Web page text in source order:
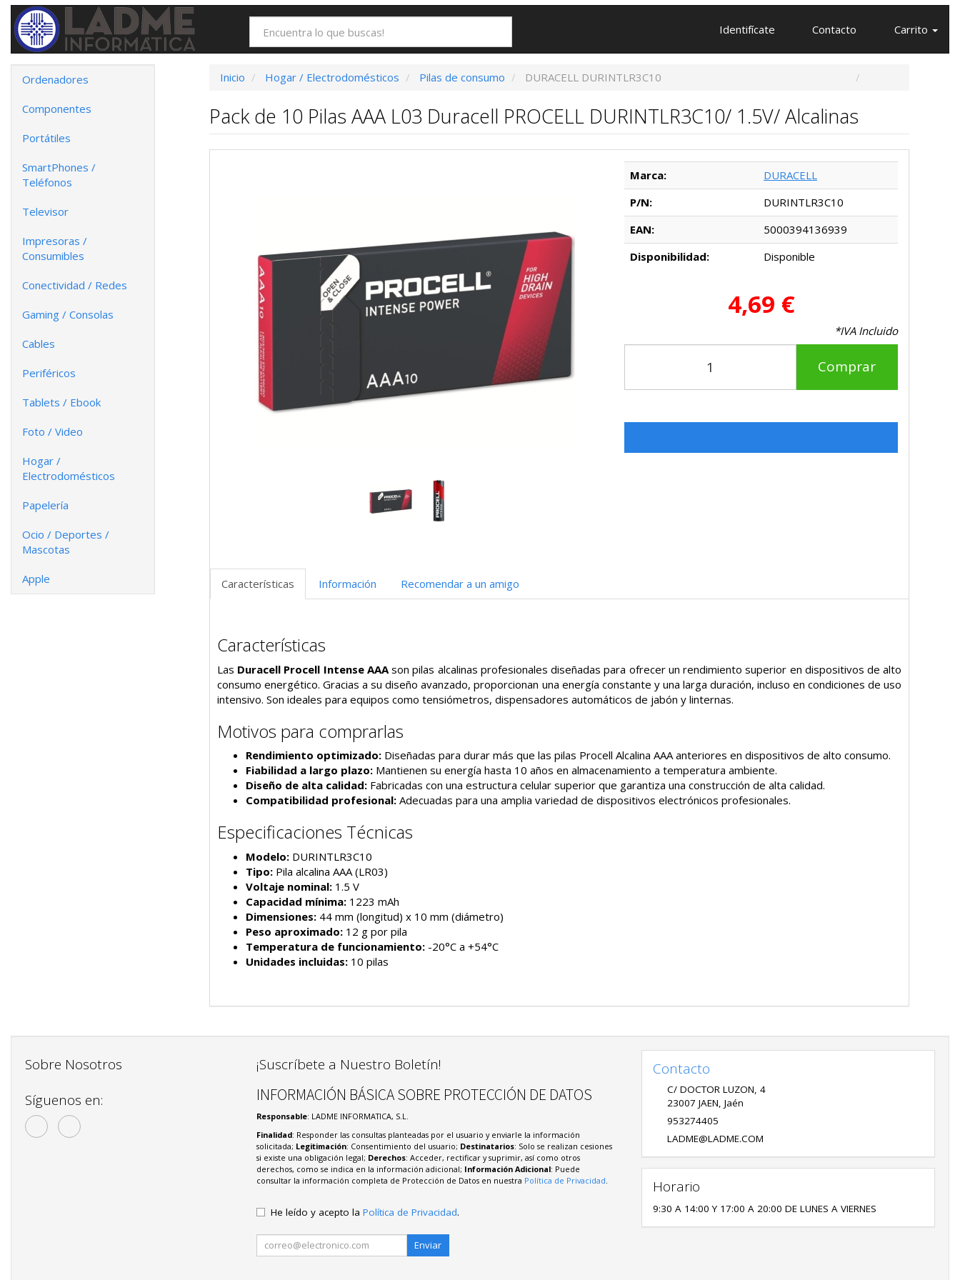
Identifícate Contacto Carrito
Ordenadores
Componentes
Portátiles
SmartPhones /
Teléfonos
Televisor
Impresoras /
Consumibles
Conectividad / Redes
Gaming / Consolas
Cables
Periféricos
Tablets / Ebook
Foto / Video
Hogar /
Electrodomésticos
Papelería
Ocio / Deportes /
Mascotas
Apple
Inicio Hogar / Electrodomésticos Pilas de consumo DURACELL DURINTLR3C10
Pack de 10 Pilas AAA L03 Duracell PROCELL DURINTLR3C10/ 1.5V/ Alcalinas
Marca:
DURACELL
P/N:
DURINTLR3C10
EAN:
5000394136939
Disponibilidad:
Disponible
4,69 €
*IVA Incluido
Comprar
Características Información Recomendar a un amigo
Características
Las Duracell Procell Intense AAAson pilas alcalinas profesionales diseñadas para ofrecer un rendimiento superior en dispositivos de alto
consumo energético. Gracias a su diseño avanzado, proporcionan una energía constante y una larga duración, incluso en condiciones de uso
intensivo. Son ideales para equipos como tensiómetros, dispensadores automáticos de jabón y linternas.
Motivos para comprarlas
Rendimiento optimizado:Diseñadas para durar más que las pilas Procell Alcalina AAA anteriores en dispositivos de alto consumo.
Fiabilidad a largo plazo:Mantienen su energía hasta 10 años en almacenamiento a temperatura ambiente.
Diseño de alta calidad:Fabricadas con una estructura celular superior que garantiza una construcción de alta calidad.
Compatibilidad profesional:Adecuadas para una amplia variedad de dispositivos electrónicos profesionales.
Especificaciones Técnicas
Modelo:DURINTLR3C10
Tipo:Pila alcalina AAA (LR03)
Voltaje nominal:1.5 V
Capacidad mínima:1223 mAh
Dimensiones:44 mm (longitud) x 10 mm (diámetro)
Peso aproximado:12 g por pila
Temperatura de funcionamiento:-20°C a +54°C
Unidades incluidas:10 pilas
Sobre Nosotros
Síguenos en:
¡Suscríbete a Nuestro Boletín!
INFORMACIÓN BÁSICA SOBRE PROTECCIÓN DE DATOS
Responsable: LADME INFORMATICA, S.L.
Finalidad: Responder las consultas planteadas por el usuario y enviarle la información
solicitada; Legitimación: Consentimiento del usuario; Destinatarios: Solo se realizan cesiones
si existe una obligación legal; Derechos: Acceder, rectificar y suprimir, así como otros
derechos, como se indica en la información adicional; Información Adicional: Puede
consultar la información completa de Protección de Datos en nuestra Política de Privacidad.
He leído y acepto la Política de Privacidad.
Enviar
Contacto
C/ DOCTOR LUZON, 4
23007 JAEN, Jaén
953274405
LADME@LADME.COM
Horario
9:30 A 14:00 Y 17:00 A 20:00 DE LUNES A VIERNES